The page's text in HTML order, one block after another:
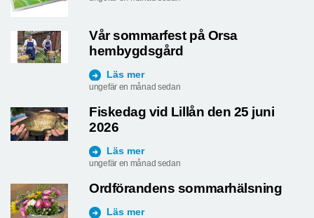
Vår sommarfest på Orsa
hembygdsgård
Läs mer
ungefär en månad sedan
Fiskedag vid Lillån den 25 juni
2026
Läs mer
ungefär en månad sedan
Ordförandens sommarhälsning
Läs mer